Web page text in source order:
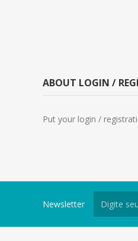
ABOUT LOGIN /
Put your login /
Newsletter